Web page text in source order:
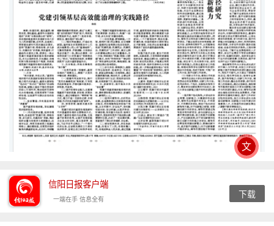
信阳日报客户端
一端在手 信息全有 下载
文